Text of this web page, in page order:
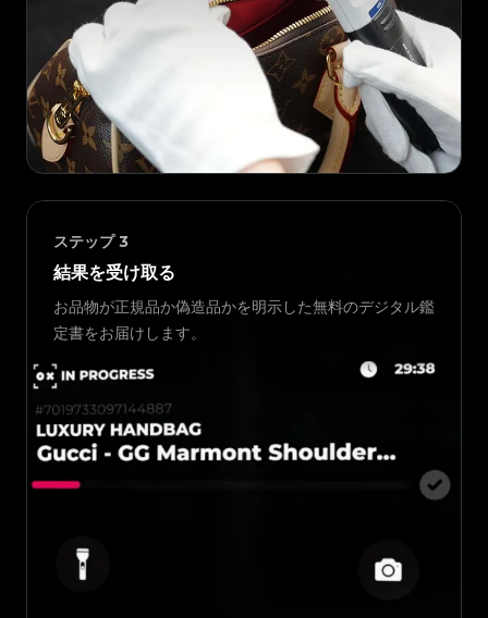
ステップ 3
結果を受け取る
お品物が正規品か偽造品かを明示した無料のデジタル鑑
定書をお届けします。